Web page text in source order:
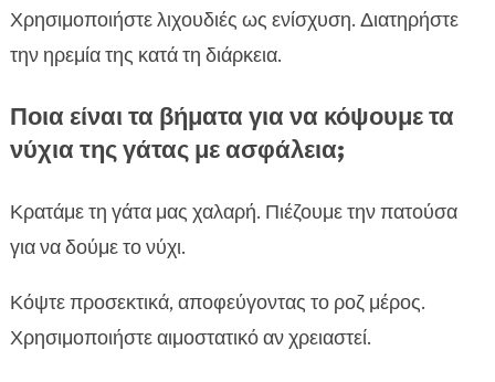
Χρησιμοποιήστε λιχουδιές ως ενίσχυση. Διατηρήστε
την ηρεμία της κατά τη διάρκεια.
Ποια είναι τα βήματα για να κόψουμε τα
νύχια της γάτας με ασφάλεια;
Κρατάμε τη γάτα μας χαλαρή. Πιέζουμε την πατούσα
για να δούμε το νύχι.
Κόψτε προσεκτικά, αποφεύγοντας το ροζ μέρος.
Χρησιμοποιήστε αιμοστατικό αν χρειαστεί.